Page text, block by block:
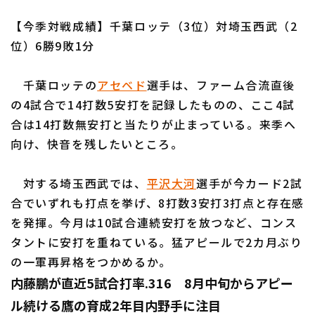
利用規約 プライバシーポリシー
運営会社（別ウィンドウで開く）
特定商取引法の表示 アルバイト募集（別ウィンドウで開く
【今季対戦成績】千葉ロッテ（3位）対埼玉西武（2
位）6勝9敗1分
千葉ロッテのアセベド選手は、ファーム合流直後
の4試合で14打数5安打を記録したものの、ここ4試
合は14打数無安打と当たりが止まっている。来季へ
向け、快音を残したいところ。
対する埼玉西武では、 平沢大河選手が今カード2試
合でいずれも打点を挙げ、8打数3安打3打点と存在感
を発揮。今月は10試合連続安打を放つなど、コンス
タントに安打を重ねている。猛アピールで2カ月ぶり
の一軍再昇格をつかめるか。
内藤鵬が直近5試合打率.316 8月中旬からアピー
ル続ける鷹の育成2年目内野手に注目